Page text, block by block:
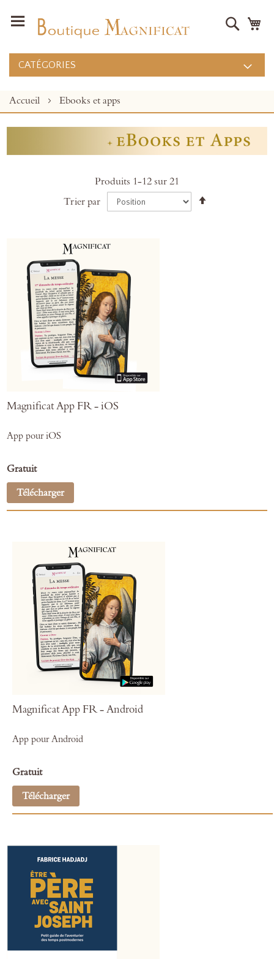
CATÉGORIES
Accueil Ebooks et apps
Produits 1-12 sur 21
Trier par
Magnificat App FR - iOS
App pour iOS
Gratuit
Télécharger
Magnificat App FR - Android
App pour Android
Gratuit
Télécharger